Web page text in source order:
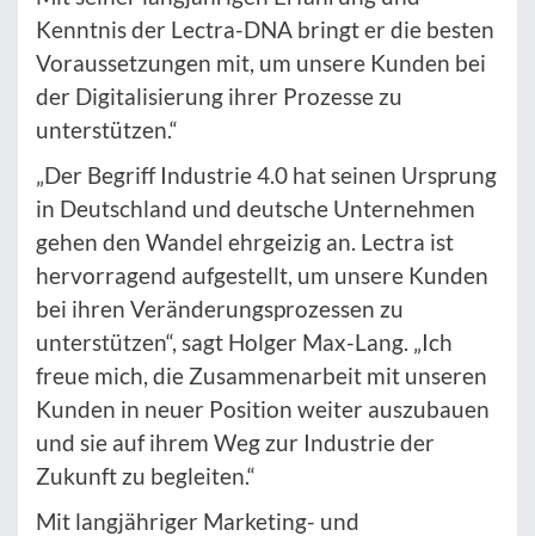
Kenntnis der Lectra-DNA bringt er die besten
Voraussetzungen mit, um unsere Kunden bei
der Digitalisierung ihrer Prozesse zu
unterstützen.“
„Der Begriff Industrie 4.0 hat seinen Ursprung
in Deutschland und deutsche Unternehmen
gehen den Wandel ehrgeizig an. Lectra ist
hervorragend aufgestellt, um unsere Kunden
bei ihren Veränderungsprozessen zu
unterstützen“, sagt Holger Max-Lang. „Ich
freue mich, die Zusammenarbeit mit unseren
Kunden in neuer Position weiter auszubauen
und sie auf ihrem Weg zur Industrie der
Zukunft zu begleiten.“
Mit langjähriger Marketing- und